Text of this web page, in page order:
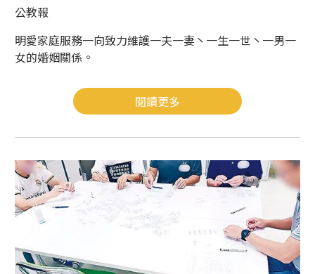
公教報
明愛家庭服務一向致力維護一夫一妻丶一生一世丶一男一
女的婚姻關係。
閱讀更多